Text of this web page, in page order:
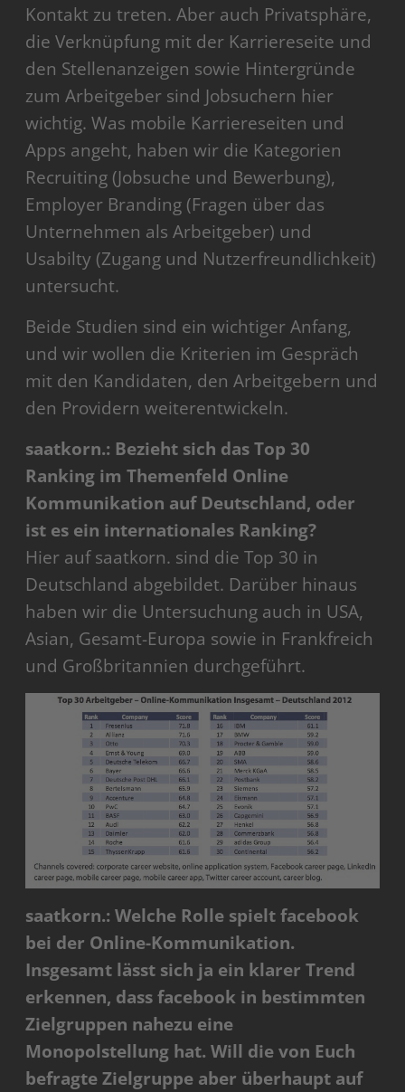
Kontakt zu treten. Aber auch Privatsphäre,
die Verknüpfung mit der Karriereseite und
den Stellenanzeigen sowie Hintergründe
zum Arbeitgeber sind Jobsuchern hier
wichtig. Was mobile Karriereseiten und
Apps angeht, haben wir die Kategorien
Recruiting (Jobsuche und Bewerbung),
Employer Branding (Fragen über das
Unternehmen als Arbeitgeber) und
Usabilty (Zugang und Nutzerfreundlichkeit)
untersucht.
Beide Studien sind ein wichtiger Anfang,
und wir wollen die Kriterien im Gespräch
mit den Kandidaten, den Arbeitgebern und
den Providern weiterentwickeln.
saatkorn.: Bezieht sich das Top 30
Ranking im Themenfeld Online
Kommunikation auf Deutschland, oder
ist es ein internationales Ranking?
Hier auf saatkorn. sind die Top 30 in
Deutschland abgebildet. Darüber hinaus
haben wir die Untersuchung auch in USA,
Asian, Gesamt-Europa sowie in Frankfreich
und Großbritannien durchgeführt.
saatkorn.: Welche Rolle spielt facebook
bei der Online-Kommunikation.
Insgesamt lässt sich ja ein klarer Trend
erkennen, dass facebook in bestimmten
Zielgruppen nahezu eine
Monopolstellung hat. Will die von Euch
befragte Zielgruppe aber überhaupt auf